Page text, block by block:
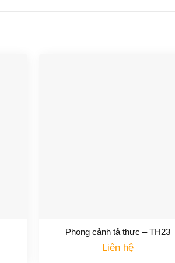
Phong cảnh tả thực – TH23
Liên hệ